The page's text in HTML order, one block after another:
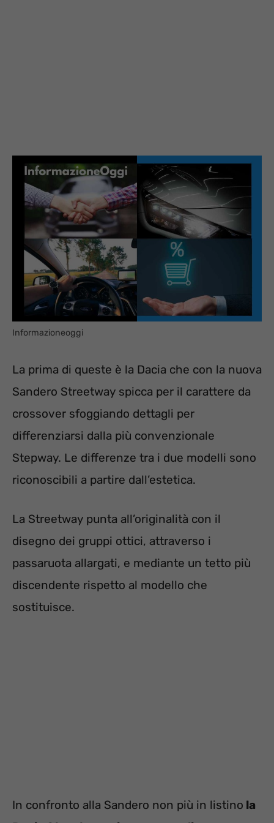
Informazioneoggi
La prima di queste è la Dacia che con la nuova
Sandero Streetway spicca per il carattere da
crossover sfoggiando dettagli per
differenziarsi dalla più convenzionale
Stepway. Le differenze tra i due modelli sono
riconoscibili a partire dall’estetica.
La Streetway punta all’originalità con il
disegno dei gruppi ottici, attraverso i
passaruota allargati, e mediante un tetto più
discendente rispetto al modello che
sostituisce.
In confronto alla Sandero non più in listino la